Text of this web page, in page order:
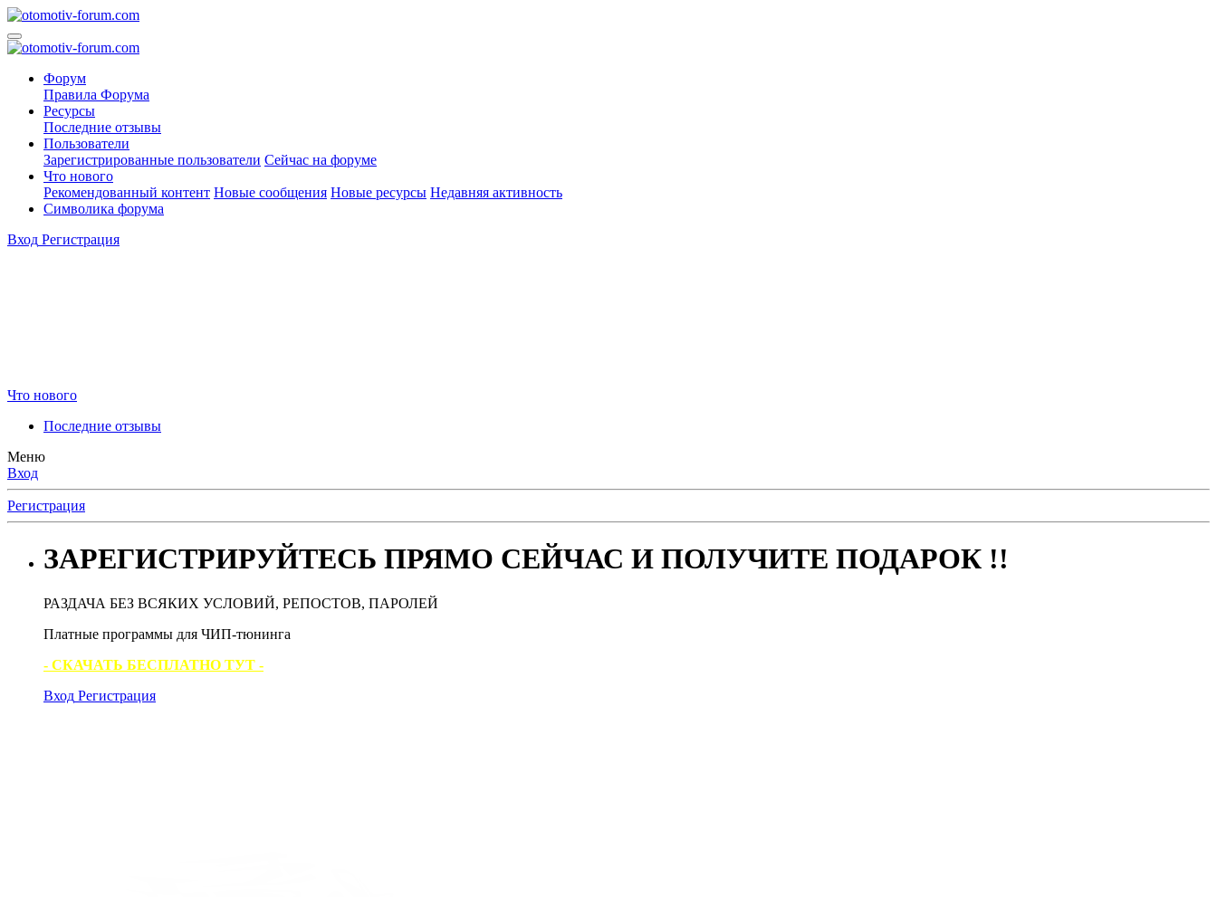
Форум
Правила Форума
Ресурсы
Последние отзывы
Пользователи
Зарегистрированные пользователи Сейчас на форуме
Что нового
Рекомендованный контент Новые сообщения Новые ресурсы Недавняя активность
Символика форума
Вход Регистрация
Что нового
Последние отзывы
Меню
Вход
Регистрация
ЗАРЕГИСТРИРУЙТЕСЬ ПРЯМО СЕЙЧАС И ПОЛУЧИТЕ ПОДАРОК !!
РАЗДАЧА БЕЗ ВСЯКИХ УСЛОВИЙ, РЕПОСТОВ, ПАРОЛЕЙ
Платные программы для ЧИП-тюнинга
- СКАЧАТЬ БЕСПЛАТНО ТУТ -
Вход Регистрация